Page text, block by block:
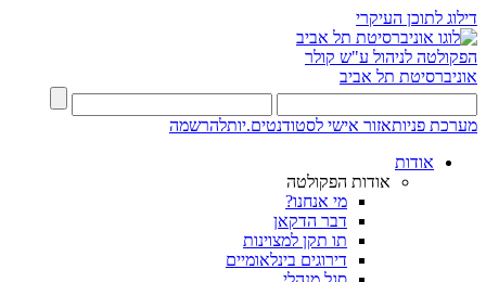
דילוג לתוכן העיקרי
הפקולטה לניהול ע"ש קולר
אוניברסיטת תל אביב
מערכת פניותאזור אישי לסטודנטים.יותלהרשמה
אודות
אודות הפקולטה
מי אנחנו?
דבר הדקאן
תו תקן למצוינות
דירוגים בינלאומיים